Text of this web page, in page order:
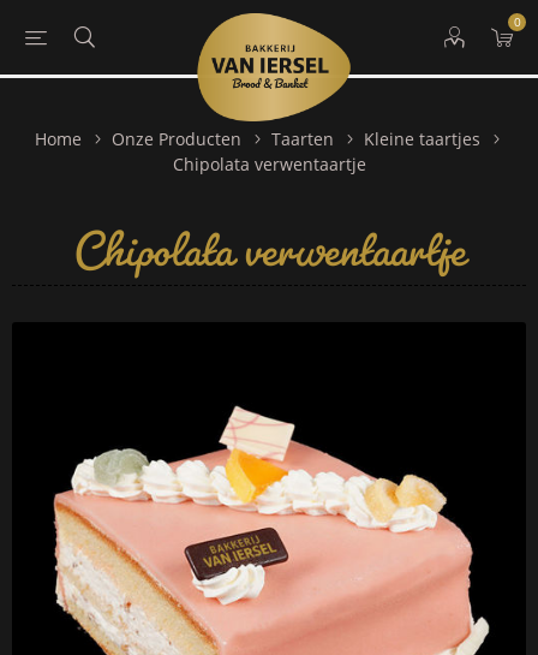
0
Home Onze Producten Taarten
Kleine taartjes
Chipolata verwentaartje
Chipolata verwentaartje